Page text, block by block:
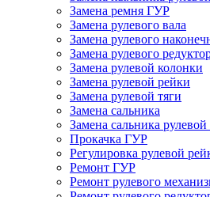
Замена ремня ГУР
Замена рулевого вала
Замена рулевого
Замена рулевого
Замена рулевой колонки
Замена рулевой рейки
Замена рулевой тяги
Замена сальника
Замена сальника
Прокачка ГУР
Регулировка рулевой
Ремонт ГУР
Ремонт рулевого